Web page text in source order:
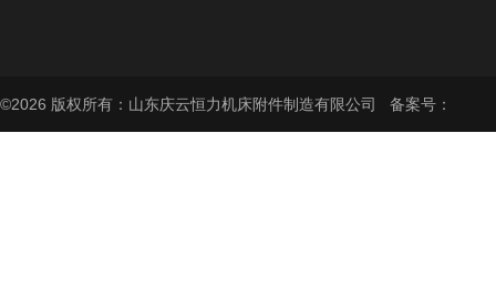
©2026 版权所有：山东庆云恒力机床附件制造有限公司 备案号：